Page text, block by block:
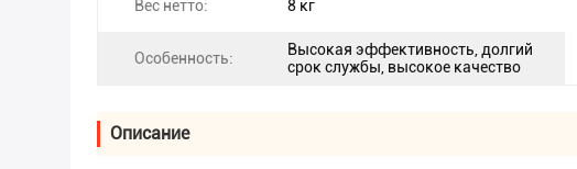
Вес нетто: 8 кг
Особенность:
Высокая эффективность, долгий
срок службы, высокое качество
Описание